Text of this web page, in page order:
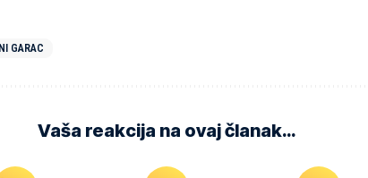
GARAC
Vaša reakcija na ovaj članak…